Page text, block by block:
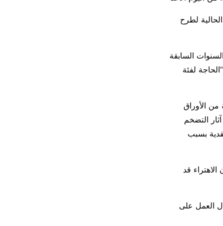
لطرح
السابقة
لفئة
من الأوراق
التضخم
بسبب
قد
العمل على